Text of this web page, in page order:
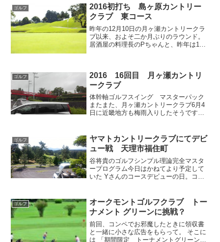
タートをやっているのを見てやってきま
した。下記にあるオフィ...
ゴルフ
2016初打ち 島ヶ原カントリー
クラブ 東コース
昨年の12月10日の月ヶ瀬カントリークラ
ブ以来、およそ二か月ぶりのラウンド。
居酒屋の料理長のPちゃんと、昨年は150
ムのラウンド...
ゴルフ
2016 16回目 月ヶ瀬カントリ
ークラブ
体幹軸ゴルフスイング マスターパック
またまた、月ヶ瀬カントリークラブ6月4
日に近畿地方も梅雨入りしたそうです
て、おそらくは雨は大丈夫だろうとゆう
事で、5日前にIN 08:...
ゴルフ
ヤマトカントリークラブにてデビ
ュー戦 天理市福住町
谷将貴のゴルフシンプル理論完全マスタ
ープログラム今日はかねてより予定して
いた Yさんのコースデビューの日。コー
ころはありますが、名阪国道からも近く
交通アクセスが便利なわ...
ゴルフ
オークモントゴルフクラブ トー
ナメント グリーンに挑戦？
前回、コンペでお邪魔したときに領収書
と一緒に小さな広告をもらって。 そこに
は 「期間限定 トーナメントグリーンに